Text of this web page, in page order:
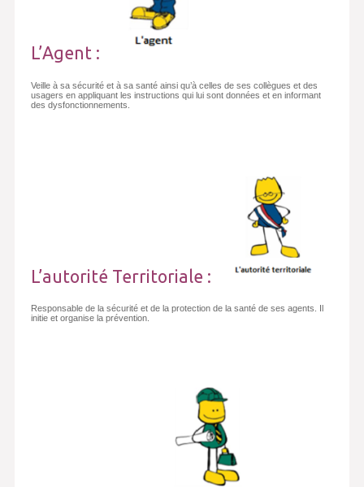
L’Agent :
Veille à sa sécurité et à sa santé ainsi qu’à celles de ses collègues et des
usagers en appliquant les instructions qui lui sont données et en informant
des dysfonctionnements.
L’autorité Territoriale :
Responsable de la sécurité et de la protection de la santé de ses agents. Il
initie et organise la prévention.